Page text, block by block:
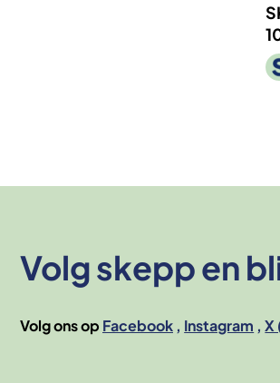
Volg skepp en
Volg ons op Facebook Instagram X